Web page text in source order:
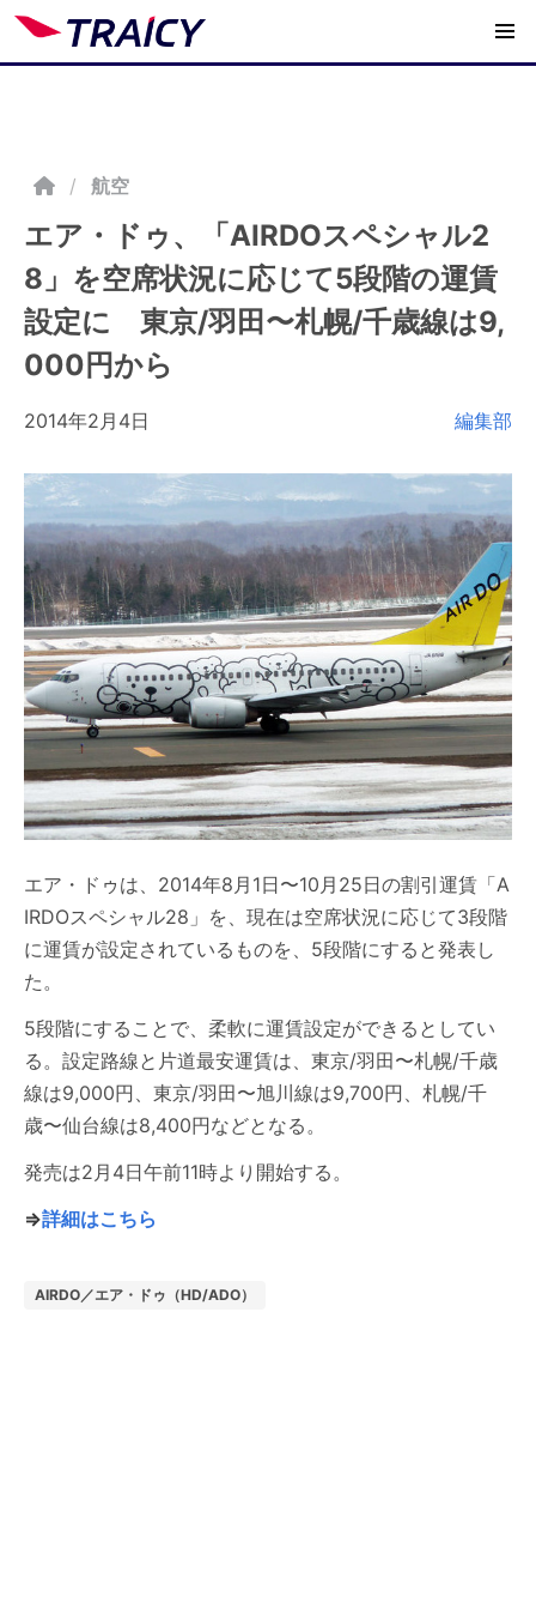
/ 航空
エア・ドゥ、「AIRDOスペシャル2
8」を空席状況に応じて5段階の運賃
設定に 東京/羽田〜札幌/千歳線は9,
000円から
2014年2月4日 編集部
エア・ドゥは、2014年8月1日〜10月25日の割引運賃「A
IRDOスペシャル28」を、現在は空席状況に応じて3段階
に運賃が設定されているものを、5段階にすると発表し
た。
5段階にすることで、柔軟に運賃設定ができるとしてい
る。設定路線と片道最安運賃は、東京/羽田〜札幌/千歳
線は9,000円、東京/羽田〜旭川線は9,700円、札幌/千
歳〜仙台線は8,400円などとなる。
発売は2月4日午前11時より開始する。
⇒詳細はこちら
AIRDO／エア・ドゥ（HD/ADO）